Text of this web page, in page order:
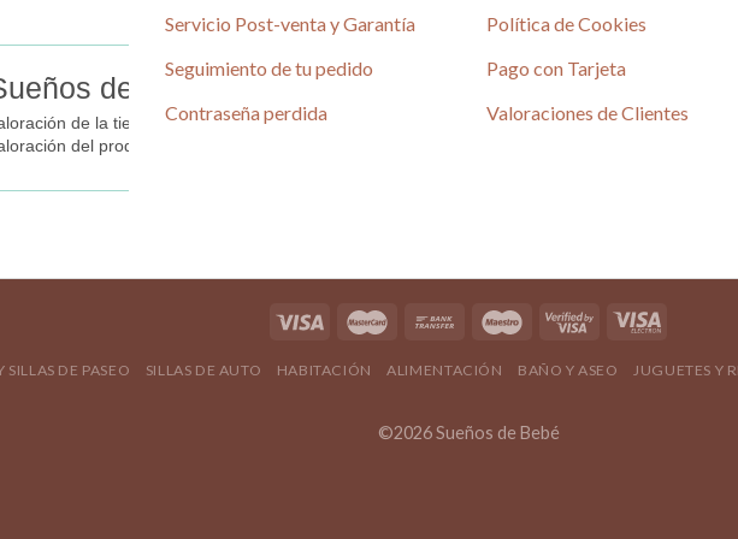
de Bebé
de la tienda
4.80 / 5
del producto
Servicio Post-venta y Garantía
Seguimiento de tu pedido
Contraseña perdida
Política de Cookies
Pago con Tarjeta
Valoraciones de Clientes
SILLAS DE PASEO SILLAS DE AUTO HABITACIÓN ALIMENTACIÓN BAÑO Y ASEO JUGUETES Y
©2026 Sueños de Bebé